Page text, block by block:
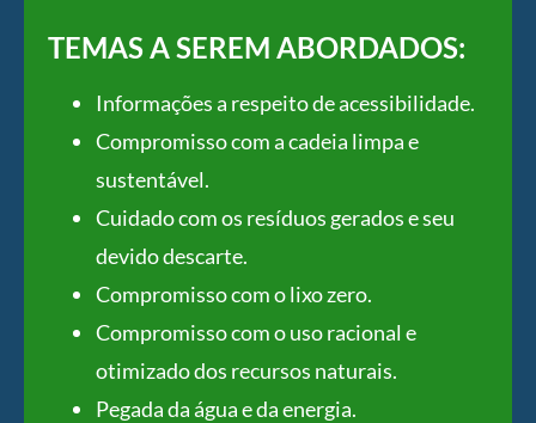
TEMAS A SEREM ABORDADOS:
Informações a respeito de acessibilidade.
Compromisso com a cadeia limpa e
sustentável.
Cuidado com os resíduos gerados e seu
devido descarte.
Compromisso com o lixo zero.
Compromisso com o uso racional e
otimizado dos recursos naturais.
Pegada da água e da energia.